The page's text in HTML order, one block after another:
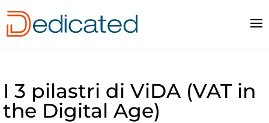
I 3 pilastri di ViDA (VAT in
the Digital Age)